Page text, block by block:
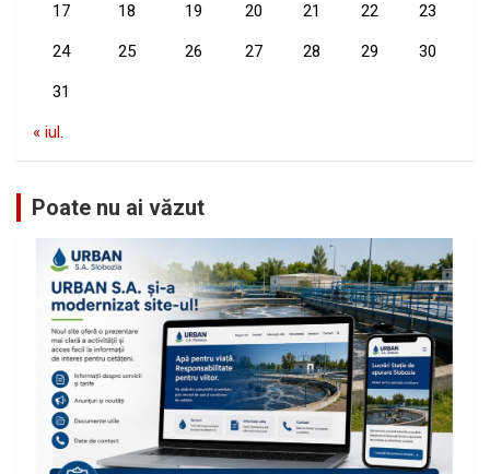
17 18 19 20 21 22 23
24 25 26 27 28 29 30
31
« iul.
Poate nu ai văzut